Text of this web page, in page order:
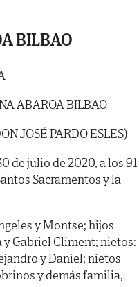
BILBAO
ABAROA BILBAO
JOSÉ PARDO ESLES)
de julio de 2020, a los 91
Sacramentos y la
y Montse; hijos
y Gabriel Climent; nietos:
y Daniel; nietos
y demás familia,